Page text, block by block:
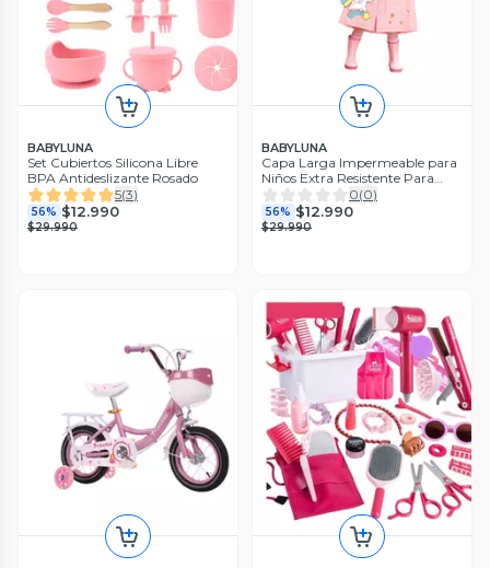
BABYLUNA
Set Cubiertos Silicona Libre
BPA Antideslizante Rosado
5(3)
56% $12.990
$29.990
BABYLUNA
Capa Larga Impermeable para
Niños Extra Resistente Para
Lluvia Y Viento L Unicornio
0(0)
56% $12.990
$29.990